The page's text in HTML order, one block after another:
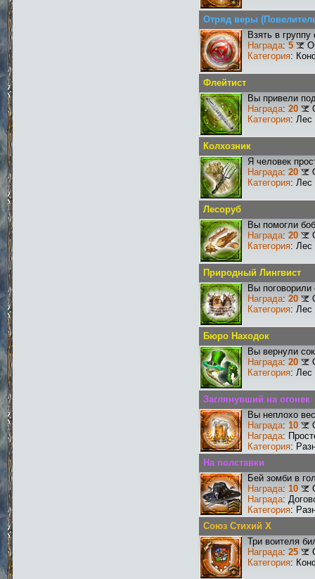
Отряд веры
Взять в
Награда: 5
Категория:
Флейтист
Вы привели
Награда: 20
Категория: Лес
Колхозник
Я человек
Награда: 20
Категория: Лес
Лесоруб
Вы помогли
Награда: 20
Категория: Лес
Природный Лингвист
Вы
Награда: 20
Категория: Лес
Бюро Находок
Вы вернули
Награда: 20
Категория: Лес
Заглянувший на огонек
Вы неплохо
Награда: 10
Награда:
Категория:
На полставки
Бей зомби в
Награда: 10
Награда:
Категория:
Союз Стихий X
Три воителя
Награда: 25
Категория: